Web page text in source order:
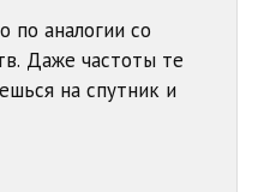
по аналогии со
частоты те
на спутник и